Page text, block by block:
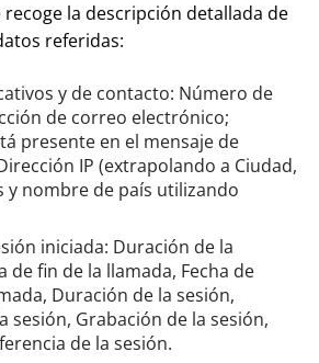
la descripción detallada de
referidas:
y de contacto: Número de
de correo electrónico;
presente en el mensaje de
IP (extrapolando a Ciudad,
y nombre de país utilizando
iniciada: Duración de la
de fin de la llamada, Fecha de
Duración de la sesión,
sesión, Grabación de la sesión,
de la sesión.